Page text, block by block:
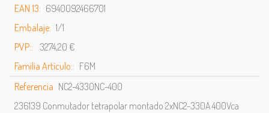
EAN 13: 6940092466701
Embalaje: 1/1
PVP:: 3274,20 €
Familia Artículo:: F6M
Referencia NC2-4330NC-400
236139 Conmutador tetrapolar montado 2xNC2-330A 400Vca